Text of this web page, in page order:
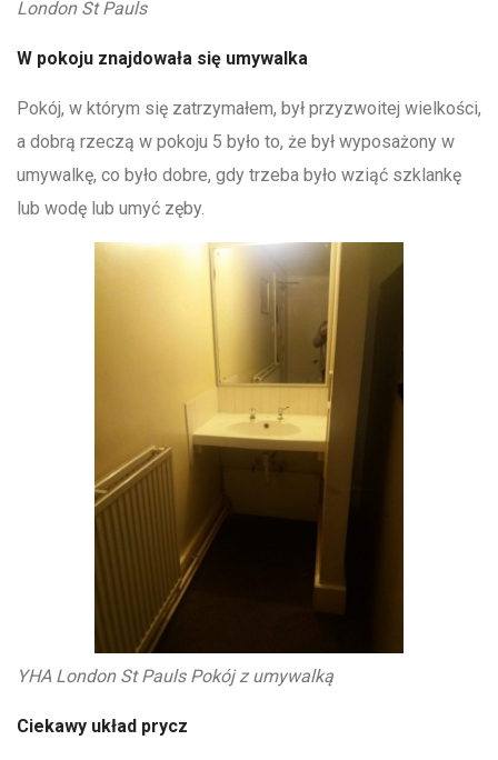
London St Pauls
W pokoju znajdowała się umywalka
Pokój, w którym się zatrzymałem, był przyzwoitej wielkości,
a dobrą rzeczą w pokoju 5 było to, że był wyposażony w
umywalkę, co było dobre, gdy trzeba było wziąć szklankę
lub wodę lub umyć zęby.
YHA London St Pauls Pokój z umywalką
Ciekawy układ prycz